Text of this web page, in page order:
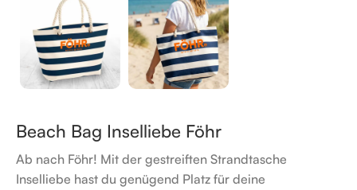
Beach Bag Inselliebe Föhr
Ab nach Föhr! Mit der gestreiften Strandtasche
Inselliebe hast du genügend Platz für deine